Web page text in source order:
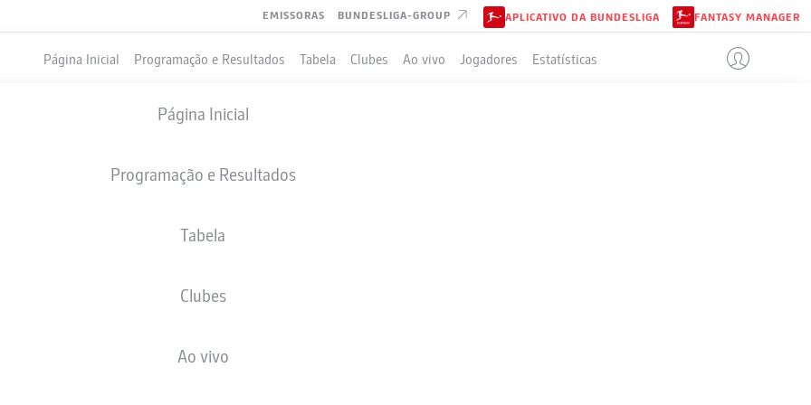
EMISSORAS BUNDESLIGA-GROUP APLICATIVO DA BUNDESLIGA FANTASY MANAGER
Página Inicial Programação e Resultados Tabela Clubes Ao vivo Jogadores Estatísticas
Página Inicial
Programação e Resultados
Tabela
Clubes
Ao vivo